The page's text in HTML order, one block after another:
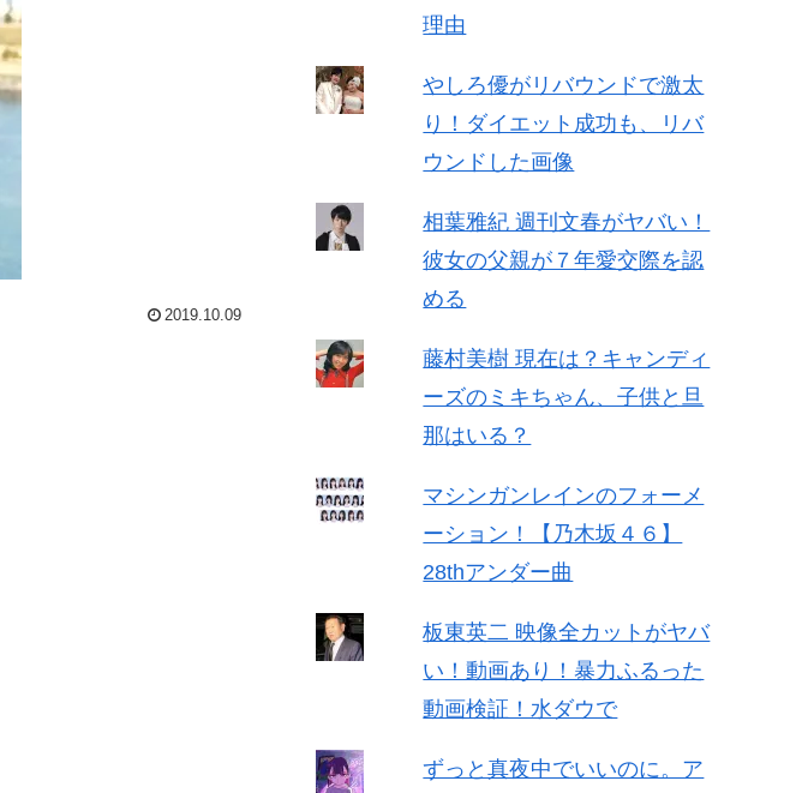
2019.10.09
理由
やしろ優がリバウンドで激太
り！ダイエット成功も、リバ
ウンドした画像
相葉雅紀 週刊文春がヤバい！
彼女の父親が７年愛交際を認
める
藤村美樹 現在は？キャンディ
ーズのミキちゃん、子供と旦
那はいる？
マシンガンレインのフォーメ
ーション！【乃木坂４６】
28thアンダー曲
板東英二 映像全カットがヤバ
い！動画あり！暴力ふるった
動画検証！水ダウで
ずっと真夜中でいいのに。ア